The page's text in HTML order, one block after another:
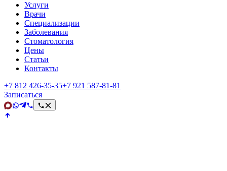
Услуги
Врачи
Специализации
Заболевания
Стоматология
Цены
Статьи
Контакты
+7 812 426‑35‑35+7 921 587‑81‑81
Записаться